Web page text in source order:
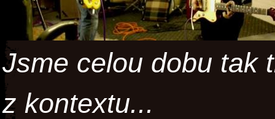
Jsme celou dobu tak
z kontextu...